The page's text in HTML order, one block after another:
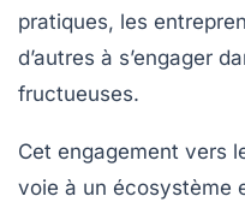
pratiques, les
d’autres à s’engager
fructueuses.
Cet engagement vers
voie à un écosystème